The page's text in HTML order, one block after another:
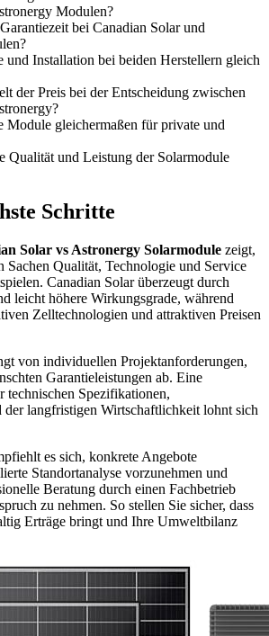
Modulen?
bei Canadian Solar und
und Installation bei beiden Herstellern gleich
der Preis bei der Entscheidung zwischen
Module gleichermaßen für private und
Qualität und Leistung der Solarmodule
Schritte
Solar vs Astronergy Solarmodule zeigt,
Sachen Qualität, Technologie und Service
Canadian Solar überzeugt durch
leicht höhere Wirkungsgrade, während
Zelltechnologien und attraktiven Preisen
von individuellen Projektanforderungen,
Garantieleistungen ab. Eine
technischen Spezifikationen,
der langfristigen Wirtschaftlichkeit lohnt sich
es sich, konkrete Angebote
Standortanalyse vorzunehmen und
Beratung durch einen Fachbetrieb
zu nehmen. So stellen Sie sicher, dass
Erträge bringt und Ihre Umweltbilanz